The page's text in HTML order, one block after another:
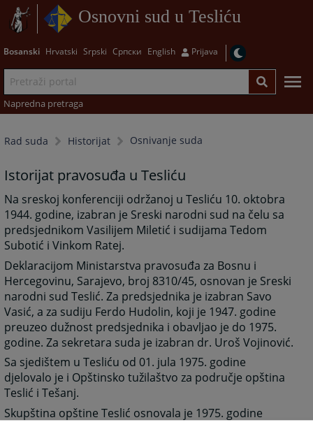
Osnovni sud u Tesliću
Bosanski Hrvatski Srpski Српски English Prijava
Napredna pretraga
Rad suda Historijat Osnivanje suda
Istorijat pravosuđa u Tesliću
Na sreskoj konferenciji održanoj u Tesliću 10. oktobra
1944. godine, izabran je Sreski narodni sud na čelu sa
predsjednikom Vasilijem Miletić i sudijama Tedom
Subotić i Vinkom Ratej.
Deklaracijom Ministarstva pravosuđa za Bosnu i
Hercegovinu, Sarajevo, broj 8310/45, osnovan je Sreski
narodni sud Teslić. Za predsjednika je izabran Savo
Vasić, a za sudiju Ferdo Hudolin, koji je 1947. godine
preuzeo dužnost predsjednika i obavljao je do 1975.
godine. Za sekretara suda je izabran dr. Uroš Vojinović.
Sa sjedištem u Tesliću od 01. jula 1975. godine
djelovalo je i Opštinsko tužilaštvo za područje opština
Teslić i Tešanj.
Skupština opštine Teslić osnovala je 1975. godine